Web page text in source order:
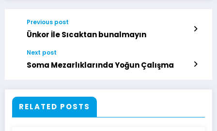
Previous post
Ünkor İle Sıcaktan bunalmayın
Next post
Soma Mezarlıklarında Yoğun Çalışma
RELATED POSTS